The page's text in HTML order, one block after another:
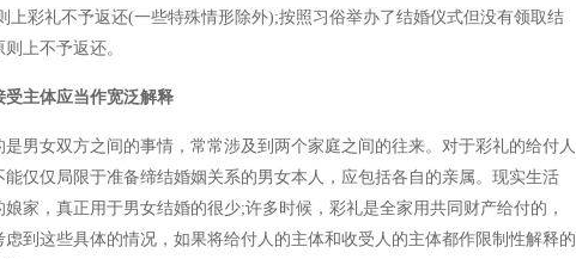
上彩礼不予返还(一些特殊情形除外);按照习俗举办了结婚仪式但没有领取结
上不予返还。
主体应当作宽泛解释
男女双方之间的事情，常常涉及到两个家庭之间的往来。对于彩礼的给付人
仅仅局限于准备缔结婚姻关系的男女本人，应包括各自的亲属。现实生活
家，真正用于男女结婚的很少;许多时候，彩礼是全家用共同财产给付的，
到这些具体的情况，如果将给付人的主体和收受人的主体都作限制性解释的